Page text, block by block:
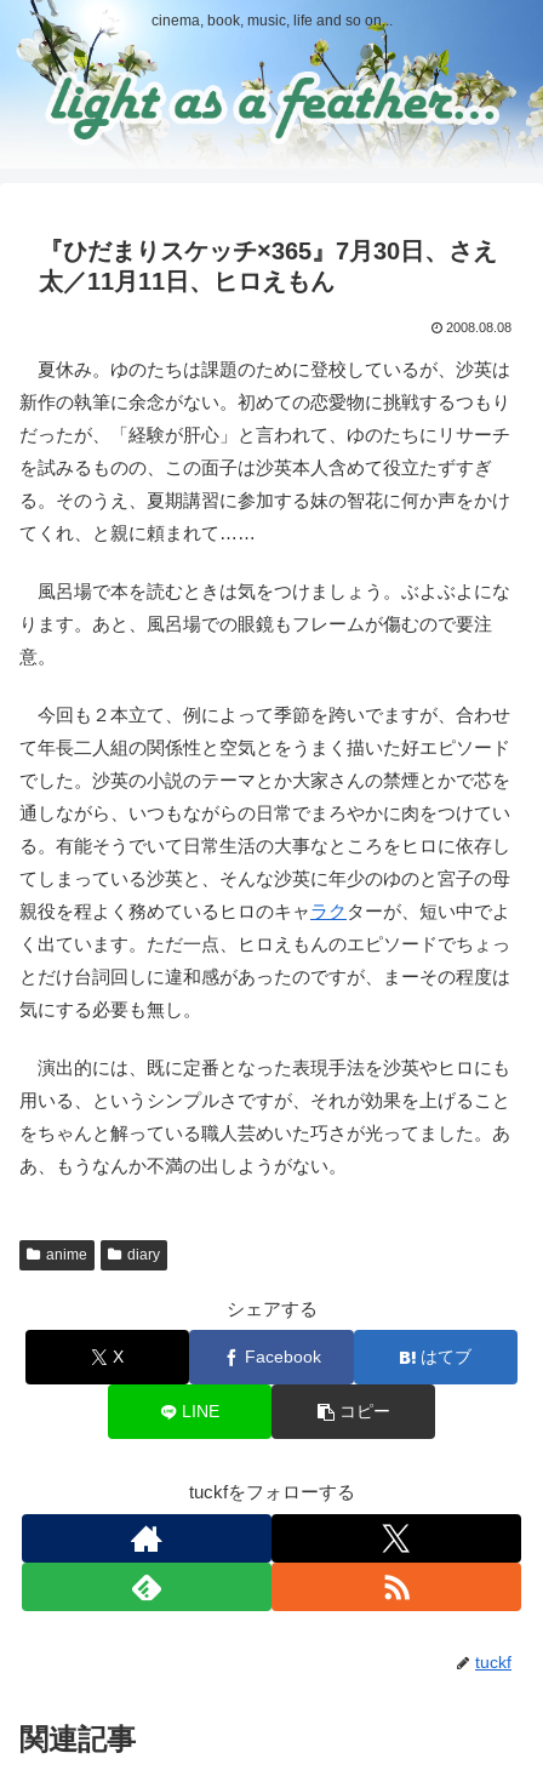
cinema, book, music, life and so on...
『ひだまりスケッチ×365』7月30日、さえ
太／11月11日、ヒロえもん
2008.08.08
夏休み。ゆのたちは課題のために登校しているが、沙英は
新作の執筆に余念がない。初めての恋愛物に挑戦するつもり
だったが、「経験が肝心」と言われて、ゆのたちにリサーチ
を試みるものの、この面子は沙英本人含めて役立たずすぎ
る。そのうえ、夏期講習に参加する妹の智花に何か声をかけ
てくれ、と親に頼まれて……
風呂場で本を読むときは気をつけましょう。ぶよぶよにな
ります。あと、風呂場での眼鏡もフレームが傷むので要注
意。
今回も２本立て、例によって季節を跨いでますが、合わせ
て年長二人組の関係性と空気とをうまく描いた好エピソード
でした。沙英の小説のテーマとか大家さんの禁煙とかで芯を
通しながら、いつもながらの日常でまろやかに肉をつけてい
る。有能そうでいて日常生活の大事なところをヒロに依存し
てしまっている沙英と、そんな沙英に年少のゆのと宮子の母
親役を程よく務めているヒロのキャラク ターが、短い中でよ
く出ています。ただ一点、ヒロえもんのエピソードでちょっ
とだけ台詞回しに違和感があったのですが、まーその程度は
気にする必要も無し。
演出的には、既に定番となった表現手法を沙英やヒロにも
用いる、というシンプルさですが、それが効果を上げること
をちゃんと解っている職人芸めいた巧さが光ってました。あ
あ、もうなんか不満の出しようがない。
anime diary
シェアする
X Facebook はてブ
LINE コピー
tuckfをフォローする
tuckf
関連記事